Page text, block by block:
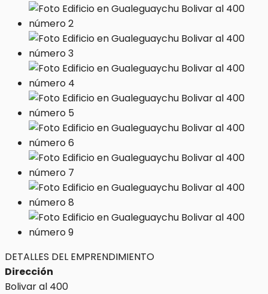
DETALLES DEL EMPRENDIMIENTO
Dirección
Bolivar al 400